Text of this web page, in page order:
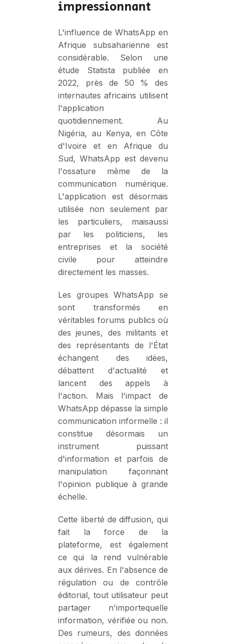
impressionnant
L'influence de WhatsApp en
Afrique subsaharienne est
considérable. Selon une
étude Statista publiée en
2022, près de 50 % des
internautes africains utilisent
l'application
quotidiennement. Au
Nigéria, au Kenya, en Côte
d'Ivoire et en Afrique du
Sud, WhatsApp est devenu
l'ossature même de la
communication numérique.
L'application est désormais
utilisée non seulement par
les particuliers, maisaussi
par les politiciens, les
entreprises et la société
civile pour atteindre
directement les masses.
Les groupes WhatsApp se
sont transformés en
véritables forums publics où
des jeunes, des militants et
des représentants de l'État
échangent des idées,
débattent d'actualité et
lancent des appels à
l'action. Mais l'impact de
WhatsApp dépasse la simple
communication informelle : il
constitue désormais un
instrument puissant
d'information et parfois de
manipulation façonnant
l'opinion publique à grande
échelle.
Cette liberté de diffusion, qui
fait la force de la
plateforme, est également
ce qui la rend vulnérable
aux dérives. En l'absence de
régulation ou de contrôle
éditorial, tout utilisateur peut
partager n'importequelle
information, vérifiée ou non.
Des rumeurs, des données